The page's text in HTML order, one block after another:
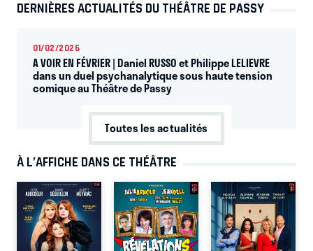
DERNIÈRES ACTUALITÉS DU THÉÂTRE DE PASSY
01/02/2026
A VOIR EN FÉVRIER | Daniel RUSSO et Philippe LELIEVRE
dans un duel psychanalytique sous haute tension
comique au Théâtre de Passy
Toutes les actualités
À L’AFFICHE DANS CE THÉÂTRE